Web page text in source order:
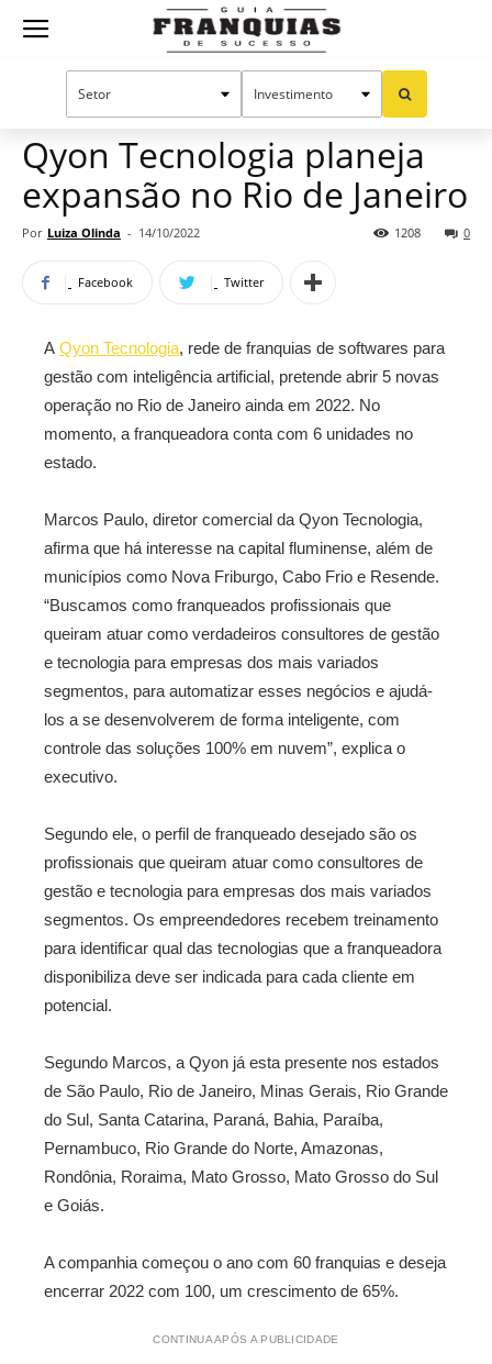
Guia
Mercado de franquias
Qyon Tecnologia planeja
expansão no Rio de Janeiro
Por Luiza Olinda - 14/10/2022 0
1208
Facebook Twitter
A Qyon Tecnologia, rede de franquias de softwares para
gestão com inteligência artificial, pretende abrir 5 novas
operação no Rio de Janeiro ainda em 2022. No
momento, a franqueadora conta com 6 unidades no
estado.
Marcos Paulo, diretor comercial da Qyon Tecnologia,
afirma que há interesse na capital fluminense, além de
municípios como Nova Friburgo, Cabo Frio e Resende.
“Buscamos como franqueados profissionais que
queiram atuar como verdadeiros consultores de gestão
e tecnologia para empresas dos mais variados
segmentos, para automatizar esses negócios e ajudá-
los a se desenvolverem de forma inteligente, com
controle das soluções 100% em nuvem”, explica o
executivo.
Segundo ele, o perfil de franqueado desejado são os
profissionais que queiram atuar como consultores de
gestão e tecnologia para empresas dos mais variados
segmentos. Os empreendedores recebem treinamento
para identificar qual das tecnologias que a franqueadora
disponibiliza deve ser indicada para cada cliente em
potencial.
Segundo Marcos, a Qyon já esta presente nos estados
de São Paulo, Rio de Janeiro, Minas Gerais, Rio Grande
do Sul, Santa Catarina, Paraná, Bahia, Paraíba,
Pernambuco, Rio Grande do Norte, Amazonas,
Rondônia, Roraima, Mato Grosso, Mato Grosso do Sul
e Goiás.
A companhia começou o ano com 60 franquias e deseja
encerrar 2022 com 100, um crescimento de 65%.
CONTINUA APÓS A PUBLICIDADE